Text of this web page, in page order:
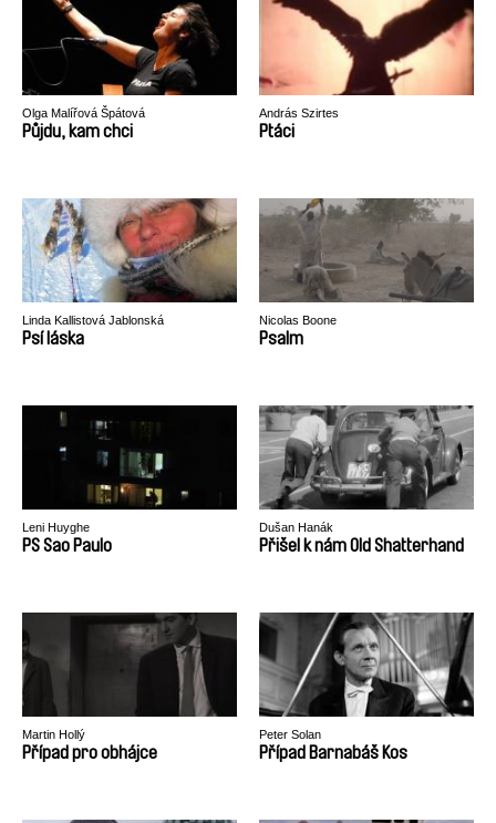
Olga Malířová Špátová
Půjdu, kam chci
András Szirtes
Ptáci
Linda Kallistová Jablonská
Psí láska
Nicolas Boone
Psalm
Leni Huyghe
PS Sao Paulo
Dušan Hanák
Přišel k nám Old Shatterhand
Martin Hollý
Případ pro obhájce
Peter Solan
Případ Barnabáš Kos